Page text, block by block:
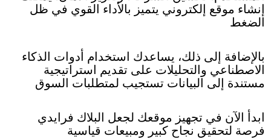
إنشاء موقع إلكتروني يتميز بالأداء القوي في ظل
الضغط
بالإضافة إلى ذلك، يساعدك استخدام أدوات الذكاء
الاصطناعي والتحليلات على تقديم استراتيجية
مستندة إلى البيانات تستجيب لمتطلبات السوق
ابدأ الآن في تجهيز موقعك لجعل البلاك فرايدي
فرصة لتحقيق نجاح كبير ومبيعات قياسية